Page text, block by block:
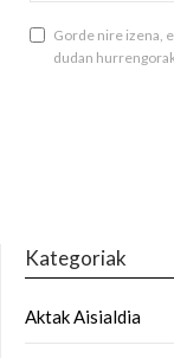
Gorde nire izena,
dudan
Kategoriak
Aktak Aisialdia